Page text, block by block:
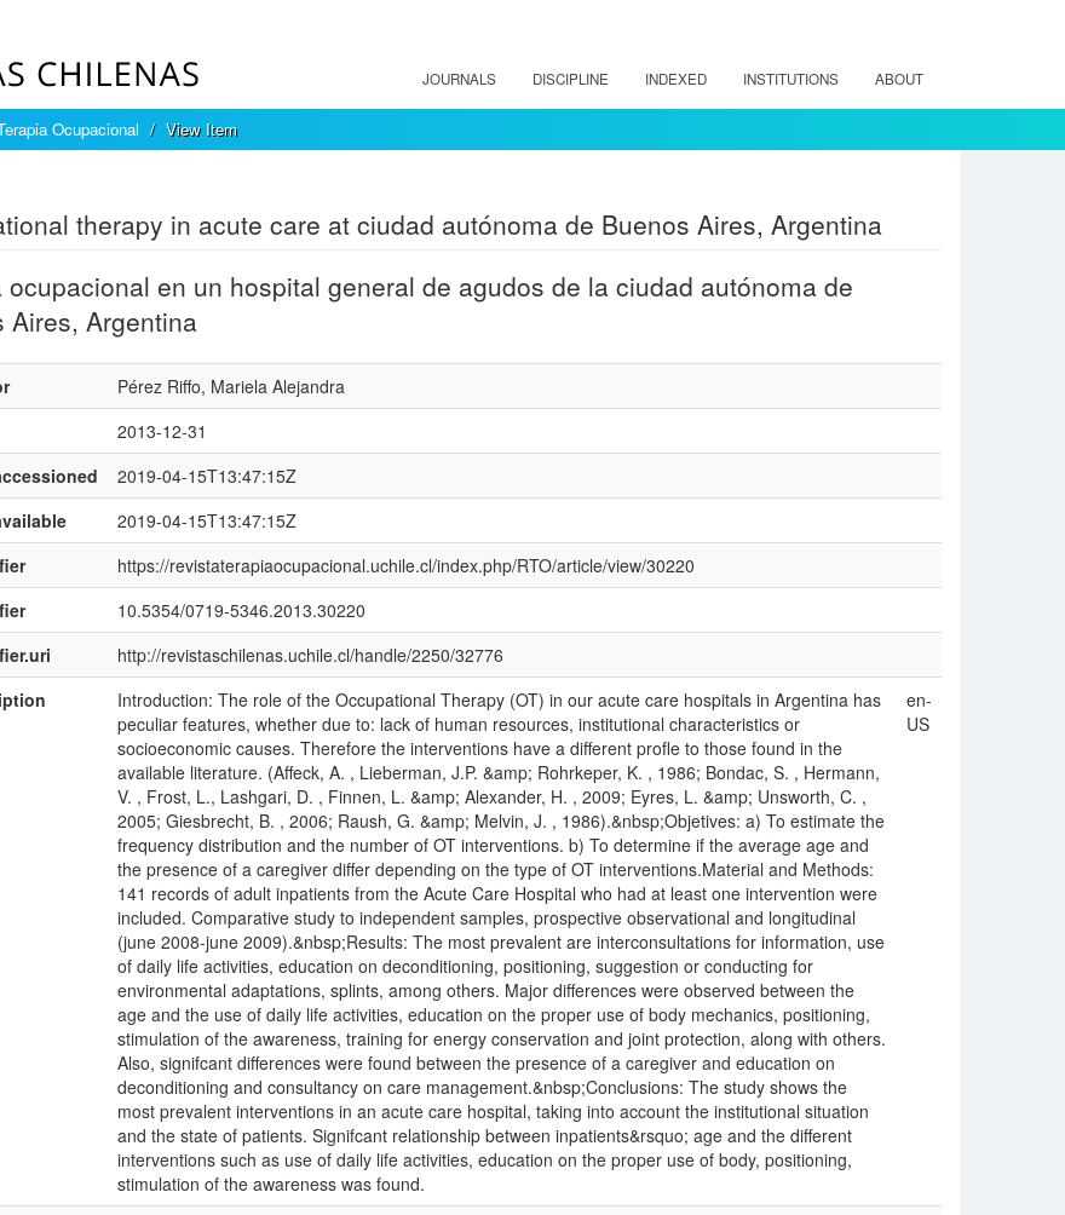
JOURNALS DISCIPLINE INDEXED INSTITUTIONS ABOUT
Ocupacional View Item
therapy in acute care at ciudad autónoma de Buenos Aires, Argentina
ocupacional en un hospital general de agudos de la ciudad autónoma de
Aires, Argentina
Pérez Riffo, Mariela Alejandra
2013-12-31
2019-04-15T13:47:15Z
2019-04-15T13:47:15Z
https://revistaterapiaocupacional.uchile.cl/index.php/RTO/article/view/30220
10.5354/0719-5346.2013.30220
http://revistaschilenas.uchile.cl/handle/2250/32776
Introduction: The role of the Occupational Therapy (OT) in our acute care hospitals in Argentina has
peculiar features, whether due to: lack of human resources, institutional characteristics or
socioeconomic causes. Therefore the interventions have a different profle to those found in the
available literature. (Affeck, A. , Lieberman, J.P. &amp; Rohrkeper, K. , 1986; Bondac, S. , Hermann,
V. , Frost, L., Lashgari, D. , Finnen, L. &amp; Alexander, H. , 2009; Eyres, L. &amp; Unsworth, C. ,
2005; Giesbrecht, B. , 2006; Raush, G. &amp; Melvin, J. , 1986).&nbsp;Objetives: a) To estimate the
frequency distribution and the number of OT interventions. b) To determine if the average age and
the presence of a caregiver differ depending on the type of OT interventions.Material and Methods:
141 records of adult inpatients from the Acute Care Hospital who had at least one intervention were
included. Comparative study to independent samples, prospective observational and longitudinal
(june 2008-june 2009).&nbsp;Results: The most prevalent are interconsultations for information, use
of daily life activities, education on deconditioning, positioning, suggestion or conducting for
environmental adaptations, splints, among others. Major differences were observed between the
age and the use of daily life activities, education on the proper use of body mechanics, positioning,
stimulation of the awareness, training for energy conservation and joint protection, along with others.
Also, signifcant differences were found between the presence of a caregiver and education on
deconditioning and consultancy on care management.&nbsp;Conclusions: The study shows the
most prevalent interventions in an acute care hospital, taking into account the institutional situation
and the state of patients. Signifcant relationship between inpatients&rsquo; age and the different
interventions such as use of daily life activities, education on the proper use of body, positioning,
stimulation of the awareness was found.
en-
US